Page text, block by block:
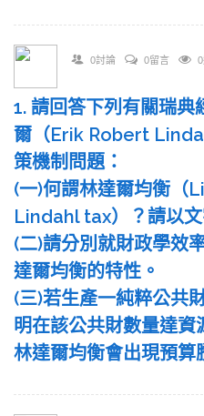
0討論 0留言
1. 請回答下列有關瑞典
爾（Erik Robert
策機制問題：
(一)何謂林達爾均衡（
Lindahl tax）？請以文
(二)請分別就財政學效
達爾均衡的特性。
(三)若生產一純粹公共
明在該公共財數量達資
林達爾均衡會出現預算